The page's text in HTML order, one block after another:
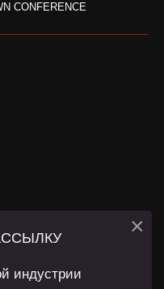
CONFERENCE
ссылка на
индустрии
×